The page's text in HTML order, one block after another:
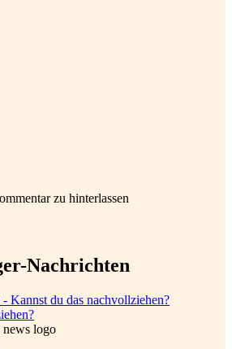
zu hinterlassen
Nachrichten